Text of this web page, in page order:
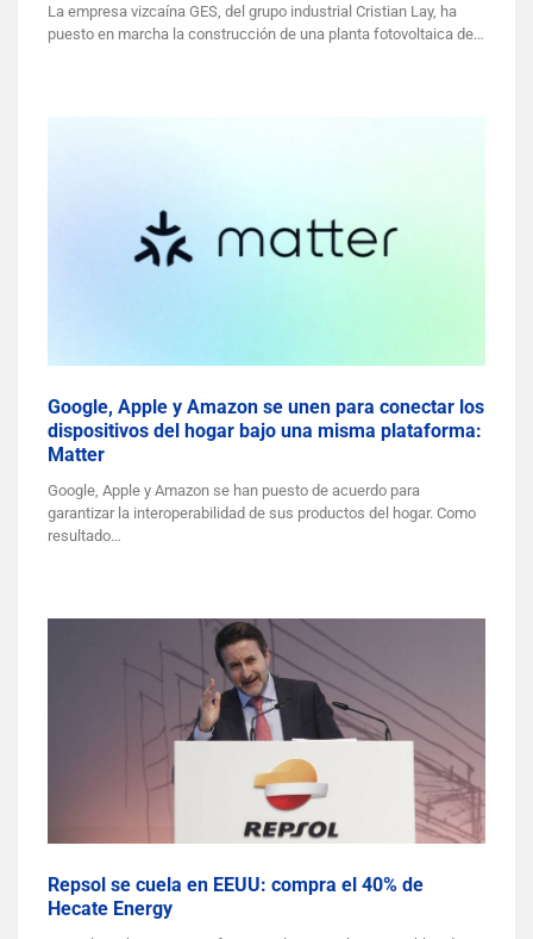
La empresa vizcaína GES, del grupo industrial Cristian Lay, ha
puesto en marcha la construcción de una planta fotovoltaica de…
Google, Apple y Amazon se unen para conectar los
dispositivos del hogar bajo una misma plataforma:
Matter
Google, Apple y Amazon se han puesto de acuerdo para
garantizar la interoperabilidad de sus productos del hogar. Como
resultado…
Repsol se cuela en EEUU: compra el 40% de
Hecate Energy